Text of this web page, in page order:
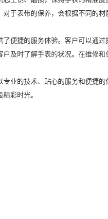
于表带的保养，会根据不同的材
了便捷的服务体验。客户可以通
及时了解手表的状况。在维修
专业的技术、贴心的服务和便捷
彩时光。